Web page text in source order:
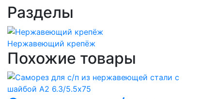
Разделы
Нержавеющий крепёж
Похожие товары